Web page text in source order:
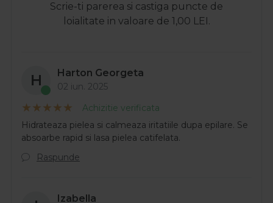
Scrie-ti parerea si castiga puncte de
loialitate in valoare de 1,00 LEI.
H Harton Georgeta
02 iun. 2025
Achizitie verificata
Hidrateaza pielea si calmeaza iritatiile dupa epilare. Se
absoarbe rapid si lasa pielea catifelata.
Raspunde
Izabella